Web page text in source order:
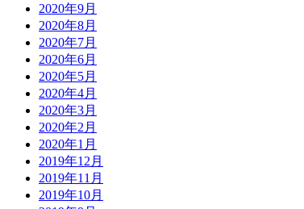
2020年9月
2020年8月
2020年7月
2020年6月
2020年5月
2020年4月
2020年3月
2020年2月
2020年1月
2019年12月
2019年11月
2019年10月